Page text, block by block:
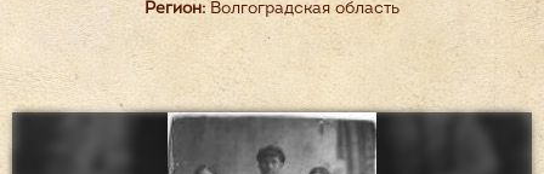
Регион: Волгоградская область